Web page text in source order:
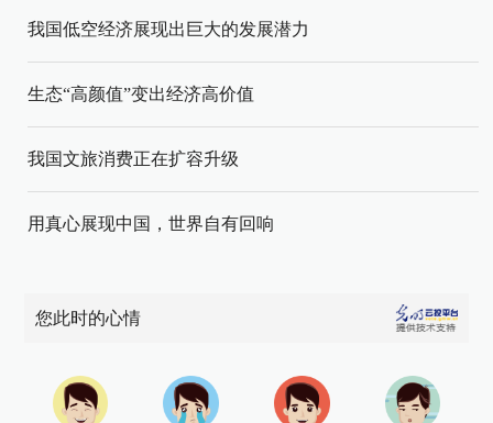
我国低空经济展现出巨大的发展潜力
生态“高颜值”变出经济高价值
我国文旅消费正在扩容升级
用真心展现中国，世界自有回响
您此时的心情